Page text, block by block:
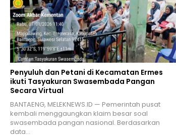
Penyuluh dan Petani di Kecamatan Ermes
ikuti Tasyakuran Swasembada Pangan
Secara Virtual
BANTAENG, MELEKNEWS.ID — Pemerintah pusat
kembali menggaungkan klaim besar soal
swasembada pangan nasional. Berdasarkan
data…